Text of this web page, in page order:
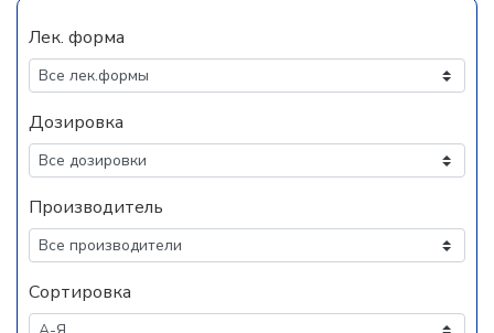
Лек. форма
Дозировка
Производитель
Сортировка